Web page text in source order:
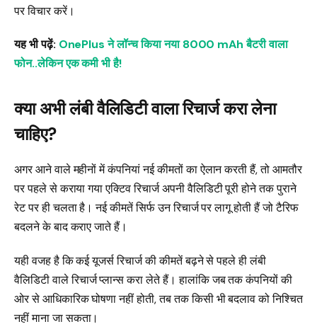
पर विचार करें।
यह भी पढ़ें: OnePlus ने लॉन्च किया नया 8000 mAh बैटरी वाला
फोन..लेकिन एक कमी भी है!
क्या अभी लंबी वैलिडिटी वाला रिचार्ज करा लेना
चाहिए?
अगर आने वाले महीनों में कंपनियां नई कीमतों का ऐलान करती हैं, तो आमतौर
पर पहले से कराया गया एक्टिव रिचार्ज अपनी वैलिडिटी पूरी होने तक पुराने
रेट पर ही चलता है। नई कीमतें सिर्फ उन रिचार्ज पर लागू होती हैं जो टैरिफ
बदलने के बाद कराए जाते हैं।
यही वजह है कि कई यूजर्स रिचार्ज की कीमतें बढ़ने से पहले ही लंबी
वैलिडिटी वाले रिचार्ज प्लान्स करा लेते हैं। हालांकि जब तक कंपनियों की
ओर से आधिकारिक घोषणा नहीं होती, तब तक किसी भी बदलाव को निश्चित
नहीं माना जा सकता।